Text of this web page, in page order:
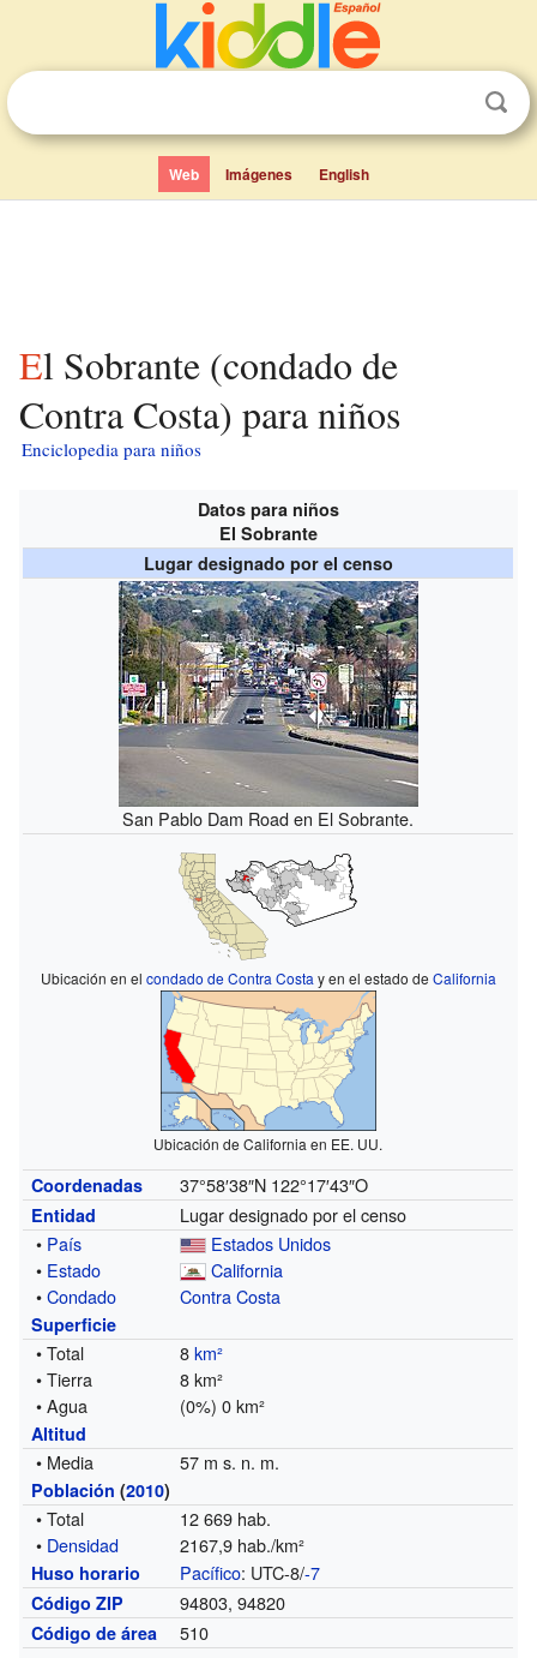
Web Imágenes English
El Sobrante (condado de
Contra Costa) para niños
Enciclopedia para niños
Datos para niños
El Sobrante
Lugar designado por el censo
San Pablo Dam Road en El Sobrante.
Ubicación en el condado de Contra Costa y en el estado de California
Ubicación de California en EE. UU.
Coordenadas 37°58′38″N 122°17′43″O
Entidad
Lugar designado por el censo
• País
Estados Unidos
• Estado
California
•Condado Contra Costa
Superficie
• Total 8km²
• Tierra
8 km²
• Agua
(0%) 0 km²
Altitud
• Media 57 m s. n. m.
Población (2010)
• Total
12 669 hab.
• Densidad 2167,9 hab./km²
Huso horario Pacífico: UTC-8/-7
Código ZIP 94803, 94820
Código de área 510